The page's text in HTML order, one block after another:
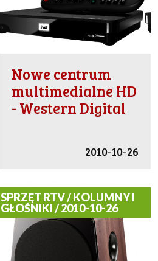
Nowe centrum
multimedialne HD
- Western Digital
2010-10-26
SPRZĘT RTV / KOLUMNY I
GŁOŚNIKI / 2010-10-26